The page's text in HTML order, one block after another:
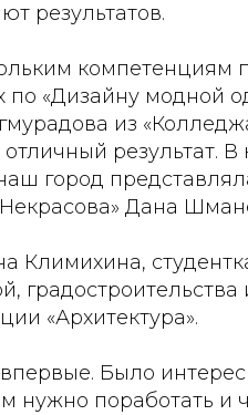
результатов.
компетенциям
по «Дизайну модной
из
результат.
город
Дана
Климихина,
градостроительства
«Архитектура».
Было
нужно поработать и